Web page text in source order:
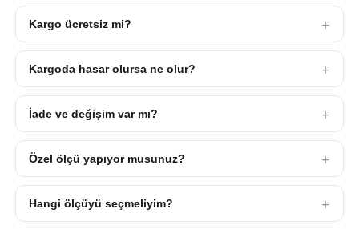
Kargo ücretsiz mi?
Kargoda hasar olursa ne olur?
İade ve değişim var mı?
Özel ölçü yapıyor musunuz?
Hangi ölçüyü seçmeliyim?